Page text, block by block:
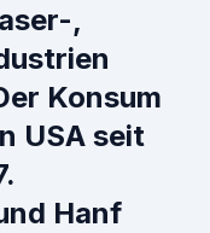
,
Konsum
USA seit
Hanf